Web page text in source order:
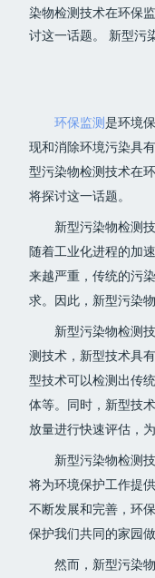
染物检测技术在环保
讨这一话题。 新型污
环保监测是环境
现和消除环境污染具
型污染物检测技术在
将探讨这一话题。
新型污染物检测
随着工业化进程的加
来越严重，传统的污
求。因此，新型污染
新型污染物检测
测技术，新型技术具
型技术可以检测出传
体等。同时，新型技
放量进行快速评估，
新型污染物检测
将为环境保护工作提
不断发展和完善，环
保护我们共同的家园
然而，新型污染